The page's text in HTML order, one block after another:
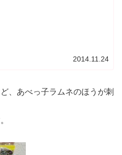
2014.11.24
、あべっ子ラムネのほうが刺